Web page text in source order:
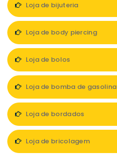
Loja de bijuteria
Loja de body piercing
Loja de bolos
Loja de bomba de gasolina
Loja de bordados
Loja de bricolagem